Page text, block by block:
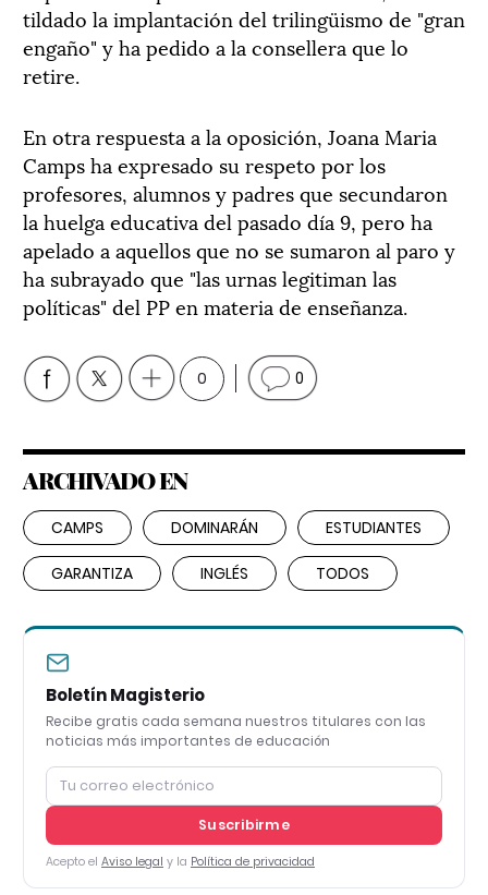
tildado la implantación del trilingüismo de "gran
engaño" y ha pedido a la consellera que lo
retire.
En otra respuesta a la oposición, Joana Maria
Camps ha expresado su respeto por los
profesores, alumnos y padres que secundaron
la huelga educativa del pasado día 9, pero ha
apelado a aquellos que no se sumaron al paro y
ha subrayado que "las urnas legitiman las
políticas" del PP en materia de enseñanza.
0 0
ARCHIVADO EN
CAMPS DOMINARÁN ESTUDIANTES
GARANTIZA INGLÉS TODOS
Boletín Magisterio
Recibe gratis cada semana nuestros titulares con las
noticias más importantes de educación
Suscribirme
Acepto el Aviso legal y la Política de privacidad